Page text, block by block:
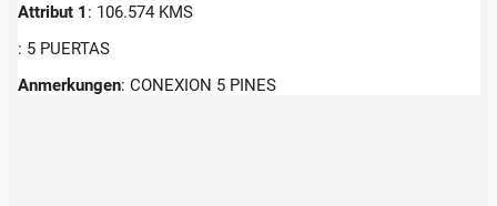
Attribut 1 : 106.574 KMS
: 5 PUERTAS
Anmerkungen: CONEXION 5 PINES